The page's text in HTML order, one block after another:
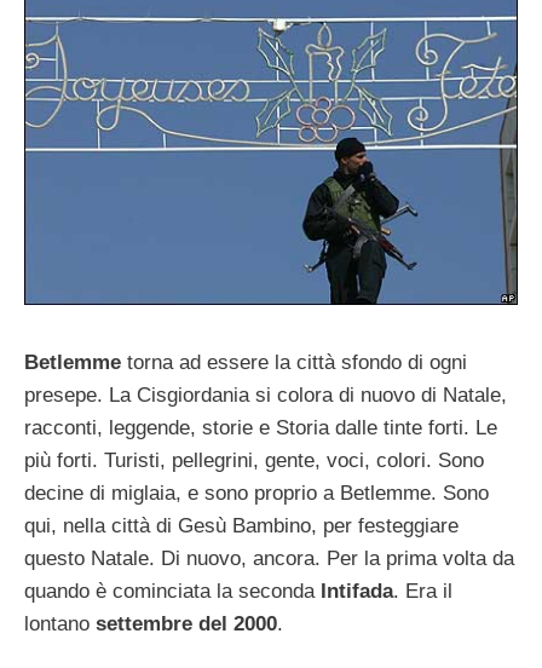
Betlemme torna ad essere la città sfondo di ogni
presepe. La Cisgiordania si colora di nuovo di Natale,
racconti, leggende, storie e Storia dalle tinte forti. Le
più forti. Turisti, pellegrini, gente, voci, colori. Sono
decine di miglaia, e sono proprio a Betlemme. Sono
qui, nella città di Gesù Bambino, per festeggiare
questo Natale. Di nuovo, ancora. Per la prima volta da
quando è cominciata la seconda Intifada. Era il
lontano settembre del 2000.